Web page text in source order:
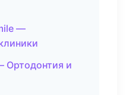
—
Ортодонтия и